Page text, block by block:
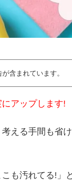
含まれています。
アップします!
える手間も省
も汚れてる!」